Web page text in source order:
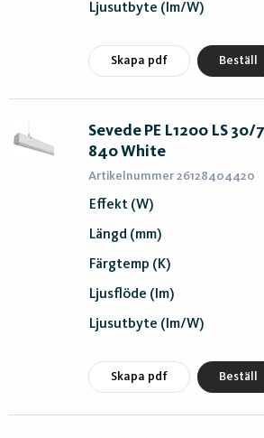
Ljusutbyte (lm/W)
Skapa pdf Beställ
Sevede PE L1200 LS
840 White
Artikelnummer 26128404420
Effekt (W)
Längd (mm)
Färgtemp (K)
Ljusflöde (lm)
Ljusutbyte (lm/W)
Skapa pdf Beställ